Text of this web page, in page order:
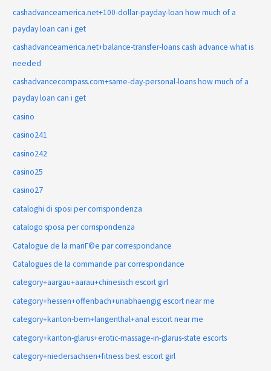
cashadvanceamerica.net+100-dollar-payday-loan how much of a
payday loan can i get
cashadvanceamerica.net+balance-transfer-loans cash advance what is
needed
cashadvancecompass.com+same-day-personal-loans how much of a
payday loan can i get
casino
casino241
casino242
casino25
casino27
cataloghi di sposi per corrispondenza
catalogo sposa per corrispondenza
Catalogue de la mariГ©e par correspondance
Catalogues de la commande par correspondance
category+aargau+aarau+chinesisch escort girl
category+hessen+offenbach+unabhaengig escort near me
category+kanton-bern+langenthal+anal escort near me
category+kanton-glarus+erotic-massage-in-glarus-state escorts
category+niedersachsen+fitness best escort girl